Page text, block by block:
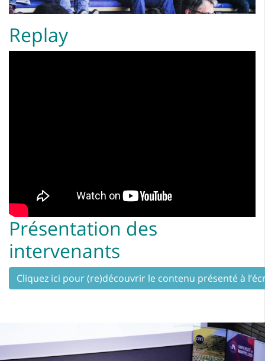
Replay
Présentation des
intervenants
Cliquez ici pour (re)découvrir le contenu présenté à